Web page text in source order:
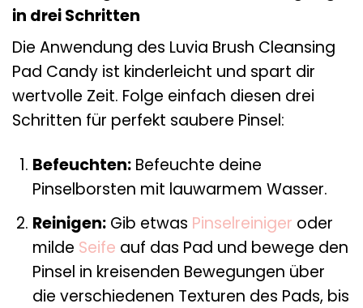
in drei Schritten
Die Anwendung des Luvia Brush Cleansing
Pad Candy ist kinderleicht und spart dir
wertvolle Zeit. Folge einfach diesen drei
Schritten für perfekt saubere Pinsel:
Befeuchten:Befeuchte deine
Pinselborsten mit lauwarmem Wasser.
Reinigen:Gib etwas Pinselreiniger oder
milde Seife auf das Pad und bewege den
Pinsel in kreisenden Bewegungen über
die verschiedenen Texturen des Pads, bis